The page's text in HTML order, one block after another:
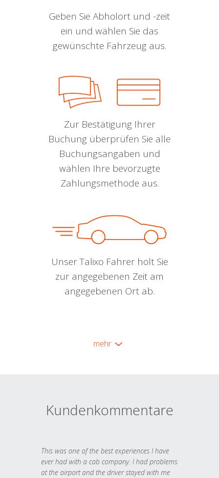
Geben Sie Abholort und -zeit
ein und wählen Sie das
gewünschte Fahrzeug aus.
Zur Bestätigung Ihrer
Buchung überprüfen Sie alle
Buchungsangaben und
wählen Ihre bevorzugte
Zahlungsmethode aus.
Unser Talixo Fahrer holt Sie
zur angegebenen Zeit am
angegebenen Ort ab.
mehr
Kundenkommentare
This was one of the best experiences I have
ever had with a cab company. I had problems
at the airport and the driver stayed with me